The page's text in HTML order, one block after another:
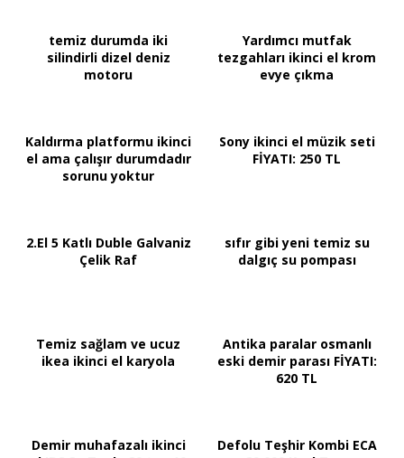
temiz durumda iki
silindirli dizel deniz
motoru
Yardımcı mutfak
tezgahları ikinci el krom
evye çıkma
Kaldırma platformu ikinci
el ama çalışır durumdadır
sorunu yoktur
Sony ikinci el müzik seti
FİYATI: 250 TL
2.El 5 Katlı Duble Galvaniz
Çelik Raf
sıfır gibi yeni temiz su
dalgıç su pompası
Temiz sağlam ve ucuz
ikea ikinci el karyola
Antika paralar osmanlı
eski demir parası FİYATI:
620 TL
Demir muhafazalı ikinci
Defolu Teşhir Kombi ECA